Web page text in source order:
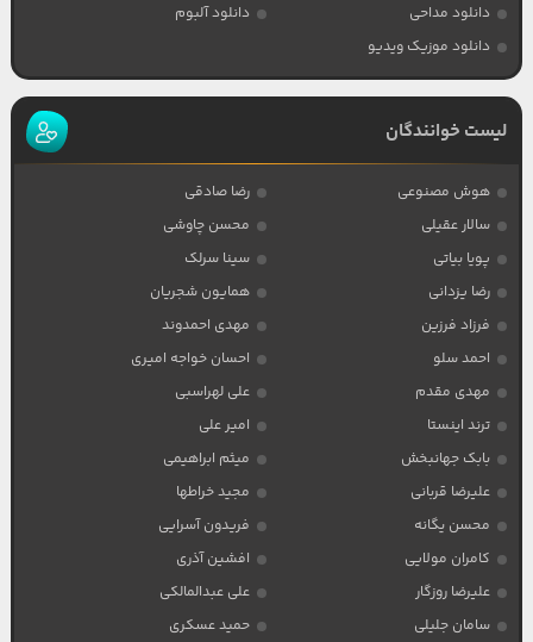
دانلود مداحی
دانلود آلبوم
دانلود موزیک ویدیو
لیست خوانندگان
هوش مصنوعی
رضا صادقی
سالار عقیلی
محسن چاوشی
پویا بیاتی
سینا سرلک
رضا یزدانی
همایون شجریان
فرزاد فرزین
مهدی احمدوند
احمد سلو
احسان خواجه امیری
مهدی مقدم
علی لهراسبی
ترند اینستا
امیر علی
بابک جهانبخش
میثم ابراهیمی
علیرضا قربانی
مجید خراطها
محسن یگانه
فریدون آسرایی
کامران مولایی
افشین آذری
علیرضا روزگار
علی عبدالمالکی
سامان جلیلی
حمید عسکری